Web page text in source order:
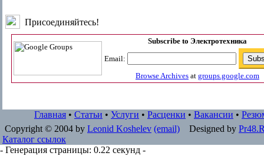
Присоединяйтесь!
Subscribe to Электротехника
Email:
Browse Archives at groups.google.com
Главная • Статьи • Услуги • Расценки • Вакансии •
Copyright © 2004 by Leonid Koshelev (email) Designed by
Каталог ссылок
- Генерация страницы: 0.22 секунд -